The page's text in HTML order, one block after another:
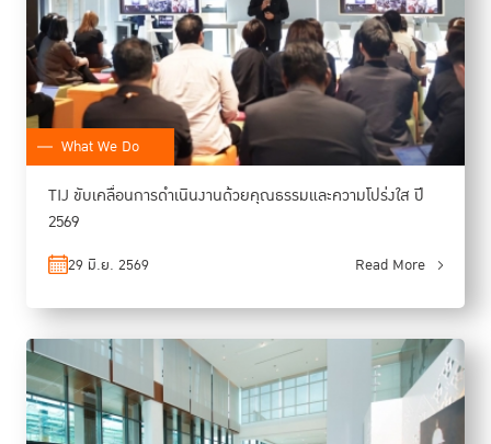
What We Do
TIJ ขับเคลื่อนการดำเนินงานด้วยคุณธรรมและความโปร่งใส ปี
2569
29 มิ.ย. 2569 Read More